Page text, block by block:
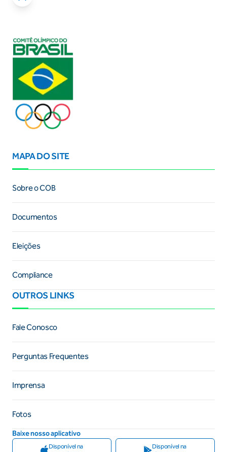
MAPA DO SITE
Sobre o COB
Documentos
Eleições
Compliance
OUTROS LINKS
Fale Conosco
Perguntas Frequentes
Imprensa
Fotos
Baixe nosso aplicativo
Disponível na
Disponível na